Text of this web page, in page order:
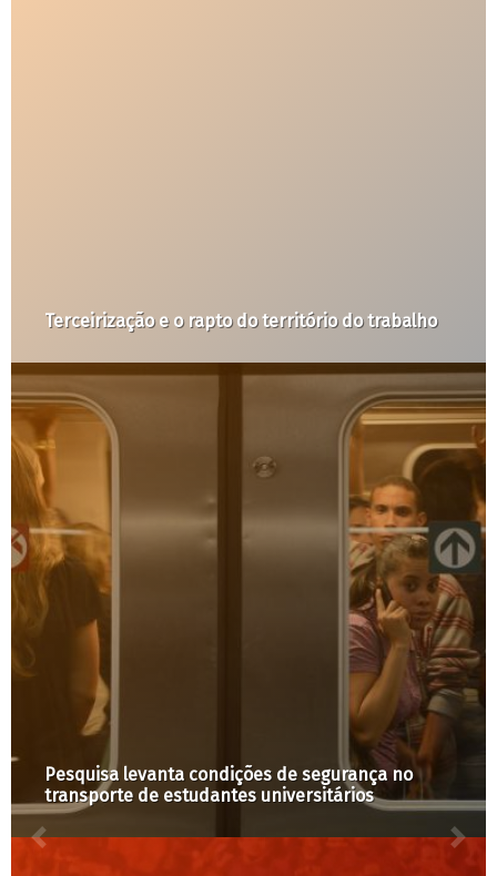
de SP!
Movimento pelo Direito à Cidade no Plano
Diretor: posicionamento sobre substitutivo